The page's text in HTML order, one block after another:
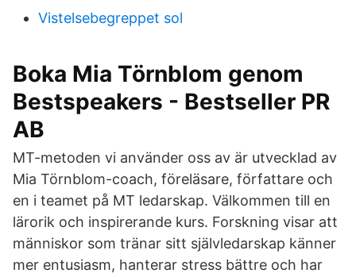
Vistelsebegreppet sol
Boka Mia Törnblom genom
Bestspeakers - Bestseller PR
AB
MT-metoden vi använder oss av är utvecklad av
Mia Törnblom-coach, föreläsare, författare och
en i teamet på MT ledarskap. Välkommen till en
lärorik och inspirerande kurs. Forskning visar att
människor som tränar sitt självledarskap känner
mer entusiasm, hanterar stress bättre och har